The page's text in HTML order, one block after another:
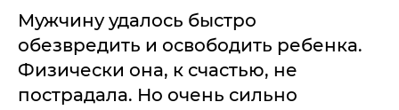
Мужчину удалось быстро
обезвредить и освободить ребенка.
Физически она, к счастью, не
пострадала. Но очень сильно